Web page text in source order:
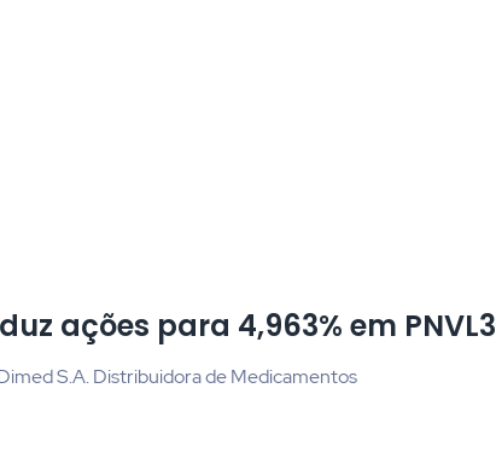
ações para 4,963% em PNVL3
S.A. Distribuidora de Medicamentos